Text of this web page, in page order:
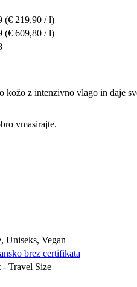
(€ 219,90 / l)
(€ 609,80 / l)
z intenzivno vlago in daje
vmasirajte.
Uniseks, Vegan
brez certifikata
- Travel Size